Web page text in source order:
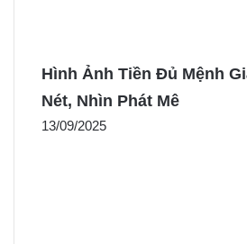
Hình Ảnh Tiền Đủ Mệnh
Nét, Nhìn Phát Mê
13/09/2025